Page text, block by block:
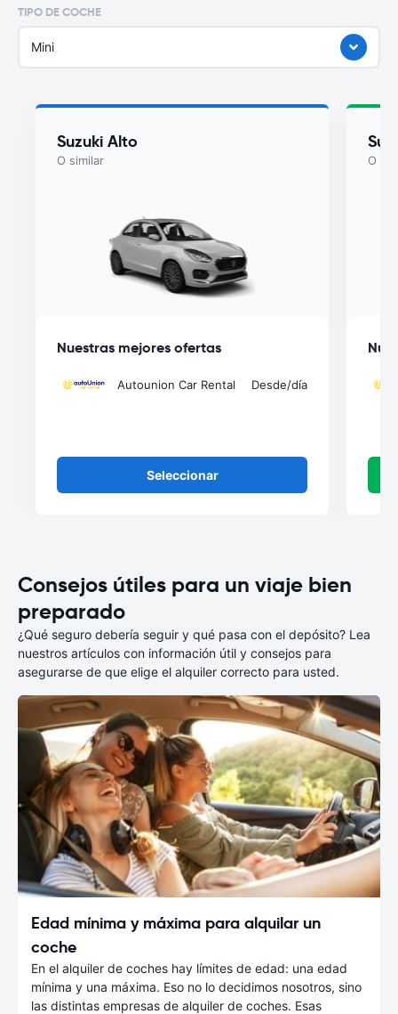
TIPO DE COCHE
Mini
Suzuki Alto
O similar
Nuestras mejores ofertas
Autounion Car Rental Desde/día
Seleccionar
O
Consejos útiles para un viaje bien
preparado
¿Qué seguro debería seguir y qué pasa con el depósito? Lea
nuestros artículos con información útil y consejos para
asegurarse de que elige el alquiler correcto para usted.
Edad mínima y máxima para alquilar un
coche
En el alquiler de coches hay límites de edad: una edad
mínima y una máxima. Eso no lo decidimos nosotros, sino
las distintas empresas de alquiler de coches. Esas